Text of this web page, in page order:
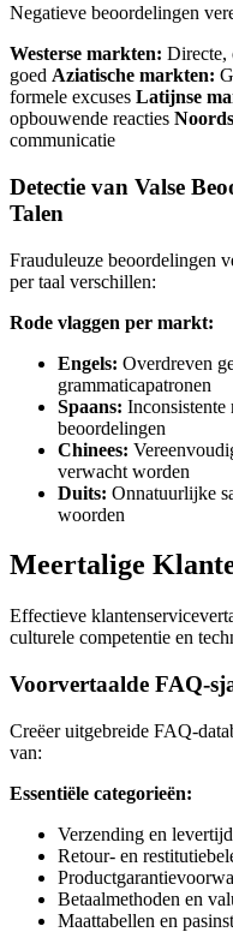
Negatieve beoordelingen
Westerse markten: Directe,
goed Aziatische markten:
formele excuses Latijnse
opbouwende reacties
communicatie
Detectie van Valse
Talen
Frauduleuze beoordelingen
per taal verschillen:
Rode vlaggen per markt:
Engels: Overdreven
grammaticapatronen
Spaans: Inconsistente
beoordelingen
Chinees:
verwacht worden
Duits: Onnatuurlijke
woorden
Meertalige
Effectieve
culturele competentie en
Voorvertaalde FAQ-
Creëer uitgebreide FAQ-
van:
Essentiële categorieën:
Verzending en
Retour- en
Betaalmethoden en
Maattabellen en